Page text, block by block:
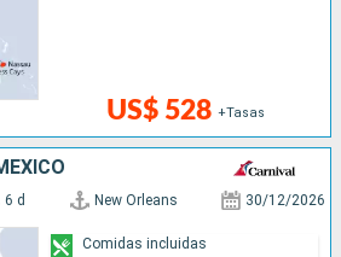
US$ 528 +Tasas
6 d New Orleans 30/12/2026
Comidas incluidas